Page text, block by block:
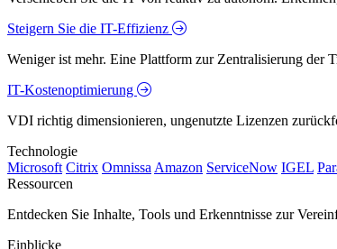
Steigern Sie die IT-Effizienz
Weniger ist mehr. Eine Plattform zur Zentralisierung der
IT-Kostenoptimierung
VDI richtig dimensionieren, ungenutzte Lizenzen
Technologie
Microsoft Citrix Omnissa Amazon ServiceNow IGEL
Ressourcen
Entdecken Sie Inhalte, Tools und Erkenntnisse zur
Einblicke